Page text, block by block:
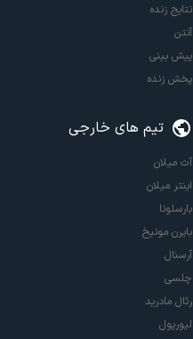
نتایج زنده
آنتن
پیش بینی
پخش زنده
تیم های خارجی
آث میلان
اینتر میلان
بارسلونا
بایرن مونیخ
آرسنال
چلسی
رئال مادرید
لیورپول